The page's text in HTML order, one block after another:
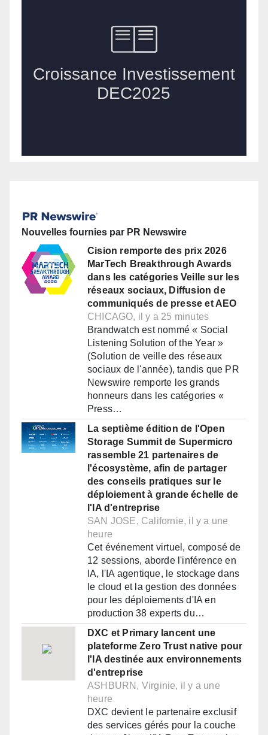
Nouvelles fournies par PR Newswire
Cision remporte des prix 2026
MarTech Breakthrough Awards
dans les catégories Veille sur les
réseaux sociaux, Diffusion de
communiqués de presse et AEO
CHICAGO, il y a 25 minutes
Brandwatch est nommé « Social
Listening Solution of the Year »
(Solution de veille des réseaux
sociaux de l'année), tandis que PR
Newswire remporte les grands
honneurs dans les catégories «
Press…
La septième édition de l'Open
Storage Summit de Supermicro
rassemble 21 partenaires de
l'écosystème, afin de partager
des conseils pratiques sur le
déploiement à grande échelle de
l'IA d'entreprise
SAN JOSE, Californie, il y a une
heure
Cet événement virtuel, composé de
12 sessions, aborde l'inférence en
IA, l'IA agentique, le stockage dans
le cloud et la gestion des données
pour les déploiements d'IA en
production 38 experts du…
DXC et Primary lancent une
plateforme Zero Trust native pour
l'IA destinée aux environnements
d'entreprise
ASHBURN, Virginie, il y a une
heure
DXC devient le partenaire exclusif
des services gérés pour la couche